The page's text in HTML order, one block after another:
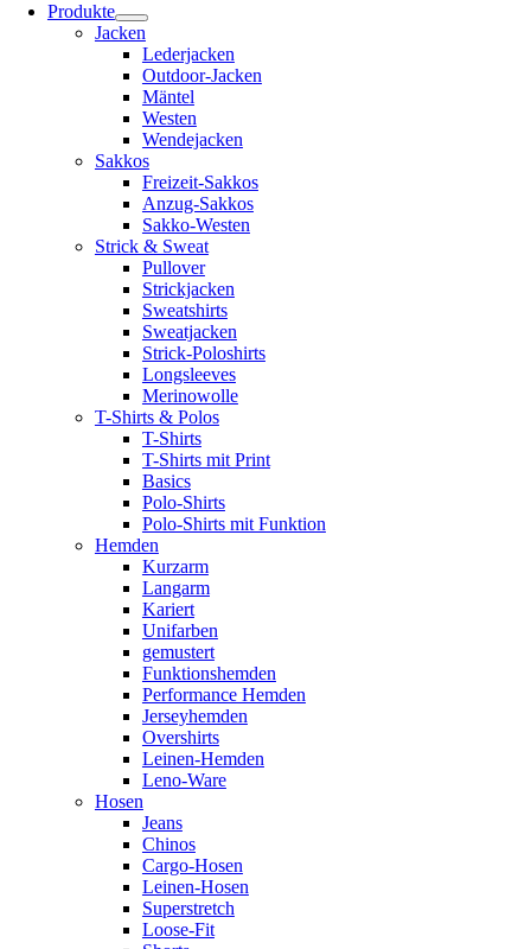
Produkte
Jacken
Lederjacken
Outdoor-Jacken
Mäntel
Westen
Wendejacken
Sakkos
Freizeit-Sakkos
Anzug-Sakkos
Sakko-Westen
Strick & Sweat
Pullover
Strickjacken
Sweatshirts
Sweatjacken
Strick-Poloshirts
Longsleeves
Merinowolle
T-Shirts & Polos
T-Shirts
T-Shirts mit Print
Basics
Polo-Shirts
Polo-Shirts mit Funktion
Hemden
Kurzarm
Langarm
Kariert
Unifarben
gemustert
Funktionshemden
Performance Hemden
Jerseyhemden
Overshirts
Leinen-Hemden
Leno-Ware
Hosen
Jeans
Chinos
Cargo-Hosen
Leinen-Hosen
Superstretch
Loose-Fit